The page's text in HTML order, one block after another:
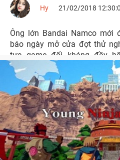
Hy 21/02/2018
Ông lớn Bandai Namco mới
báo ngày mở cửa đợt thử
tựa game đối kháng đầy
Shinobi Striker.